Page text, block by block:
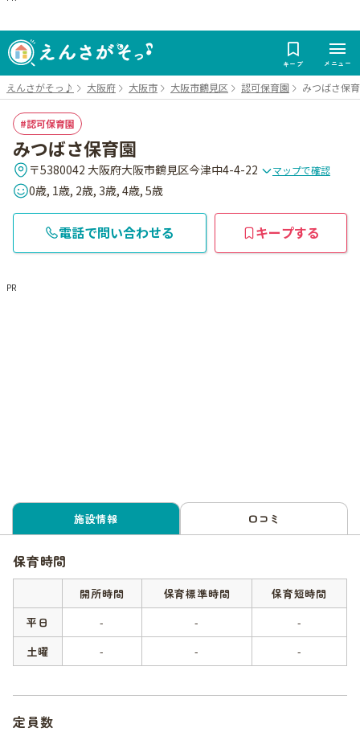
キープ メニュー
えんさがそっ♪ 大阪府 大阪市 大阪市鶴見区 認可保育園 みつばさ保
認可保育園
みつばさ保育園
〒5380042 大阪府大阪市鶴見区今津中4-4-22 マップで確認
0歳, 1歳, 2歳, 3歳, 4歳, 5歳
電話で問い合わせる キープする
PR
施設情報 口コミ
保育時間
開所時間 保育標準時間
保育短時間
平日
- -
-
土曜
- - -
定員数